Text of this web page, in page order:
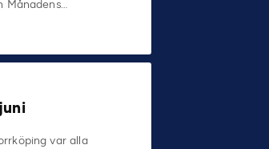
Månadens…
var alla